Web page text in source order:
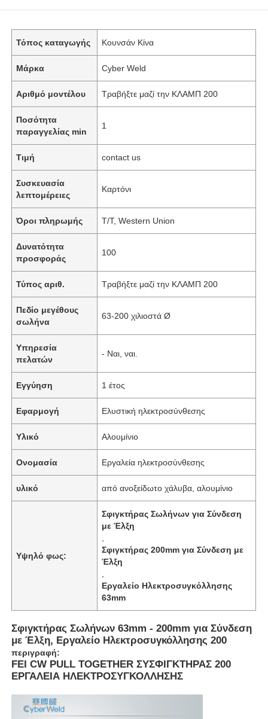
Τόπος καταγωγής Κουνσάν Κίνα
Μάρκα Cyber Weld
Αριθμό μοντέλου Τραβήξτε μαζί την ΚΛΑΜΠ 200
Ποσότητα
παραγγελίας min
1
Τιμή contact us
Συσκευασία
λεπτομέρειες
Καρτόνι
Όροι πληρωμής T/T, Western Union
Δυνατότητα
προσφοράς
100
Τύπος αριθ. Τραβήξτε μαζί την ΚΛΑΜΠ 200
Πεδίο μεγέθους
σωλήνα
63-200 χιλιοστά Ø
Υπηρεσία
πελατών
- Ναι, ναι.
Εγγύηση 1 έτος
Εφαρμογή Ελυστική ηλεκτροσύνθεσης
Υλικό Αλουμίνιο
Ονομασία Εργαλεία ηλεκτροσύνθεσης
υλικό από ανοξείδωτο χάλυβα, αλουμίνιο
Υψηλό φως:
Σφιγκτήρας Σωλήνων για Σύνδεση
με Έλξη
Σφιγκτήρας 200mm για Σύνδεση με
Έλξη
Εργαλείο Ηλεκτροσυγκόλλησης
63mm
Σφιγκτήρας Σωλήνων 63mm - 200mm για Σύνδεση
με Έλξη, Εργαλείο Ηλεκτροσυγκόλλησης 200
περιγραφή:
FEI CW PULL TOGETHER ΣΥΣΦΙΓΚΤΗΡΑΣ 200
ΕΡΓΑΛΕΙΑ ΗΛΕΚΤΡΟΣΥΓΚΟΛΛΗΣΗΣ